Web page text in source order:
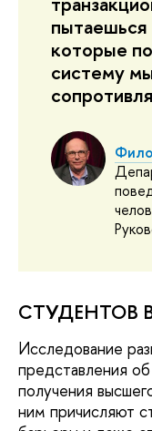
пытаешься
которые
систему
СТУДЕНТОВ
Исследование
представления
получения
ним причисляют